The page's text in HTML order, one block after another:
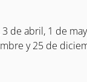
de abril, 1 de
y 25 de